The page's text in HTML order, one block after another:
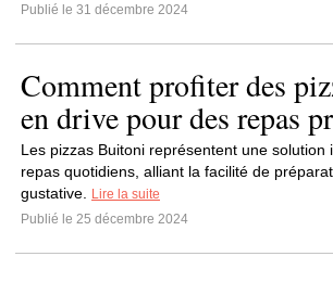
Publié le 31 décembre 2024
Comment profiter des
en drive pour des repas
Les pizzas Buitoni représentent une solution
repas quotidiens, alliant la facilité de
gustative.
Lire la suite
Publié le 25 décembre 2024